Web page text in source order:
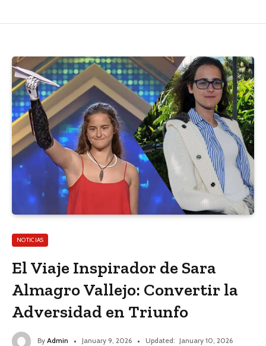
NOTICIAS
El Viaje Inspirador de Sara
Almagro Vallejo: Convertir la
Adversidad en Triunfo
By Admin January 9, 2026 Updated: January 10, 2026